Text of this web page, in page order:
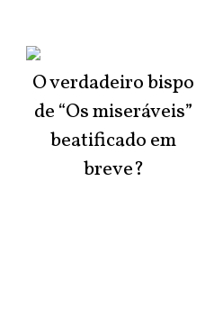
O verdadeiro bispo
de “Os miseráveis”
beatificado em
breve?